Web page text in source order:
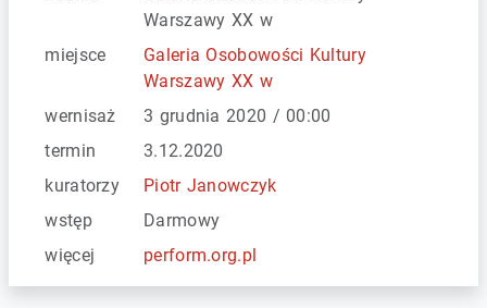
Warszawy XX w
miejsce
Galeria Osobowości Kultury
Warszawy XX w
wernisaż
3 grudnia 2020 / 00:00
termin
3.12.2020
kuratorzy
Piotr Janowczyk
wstęp
Darmowy
więcej
perform.org.pl